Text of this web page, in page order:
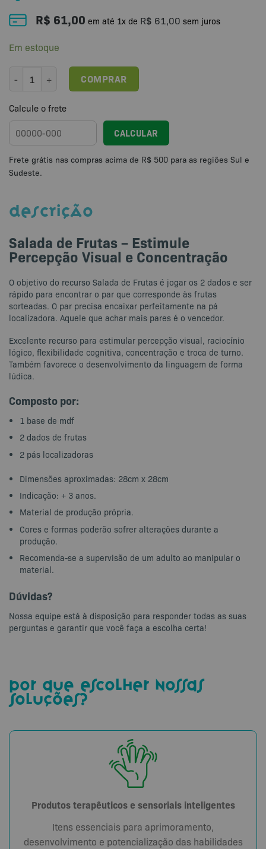
R$ 61,00 em até 1x de R$ 61,00 sem juros
Em estoque
Salada de Frutas - Estimule Percepção Visual e Concentração
COMPRAR
Calcule o frete
CALCULAR
DESCRIÇÃO
Salada de Frutas – Estimule
Percepção Visual e Concentração
O objetivo do recurso Salada de Frutas é jogar os 2 dados e ser
rápido para encontrar o par que corresponde às frutas
sorteadas. O par precisa encaixar perfeitamente na pá
localizadora. Aquele que achar mais pares é o vencedor.
Excelente recurso para estimular percepção visual, raciocínio
lógico, flexibilidade cognitiva, concentração e troca de turno.
Também favorece o desenvolvimento da linguagem de forma
lúdica.
Composto por:
1 base de mdf
2 dados de frutas
2 pás localizadoras
Dimensões aproximadas: 28cm x 28cm
Indicação: + 3 anos.
Material de produção própria.
Cores e formas poderão sofrer alterações durante a
produção.
Recomenda-se a supervisão de um adulto ao manipular o
material.
Dúvidas?
Nossa equipe está à disposição para responder todas as suas
perguntas e garantir que você faça a escolha certa!
por que escolher nossas
soluções?
Produtos terapêuticos e sensoriais inteligentes
Itens essenciais para aprimoramento,
desenvolvimento e potencialização das habilidades